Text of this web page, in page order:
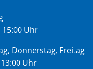
15:00 Uhr
Donnerstag, Freitag
Uhr